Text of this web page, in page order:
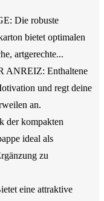
Die robuste
bietet optimalen
artgerechte...
Enthaltene
und regt deine
an.
kompakten
ideal als
zu
eine attraktive